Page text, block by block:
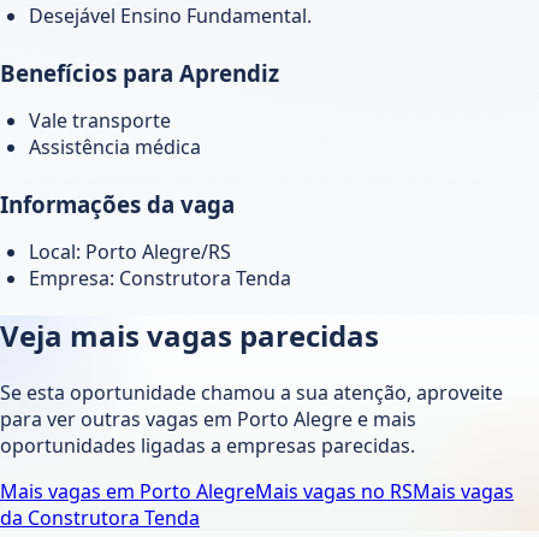
Desejável Ensino Fundamental.
Benefícios para Aprendiz
Vale transporte
Assistência médica
Informações da vaga
Local: Porto Alegre/RS
Empresa: Construtora Tenda
Veja mais vagas parecidas
Se esta oportunidade chamou a sua atenção, aproveite
para ver outras vagas em Porto Alegree mais
oportunidades ligadas a empresas parecidas.
Mais vagas em Porto AlegreMais vagas no RSMais vagas
da Construtora Tenda